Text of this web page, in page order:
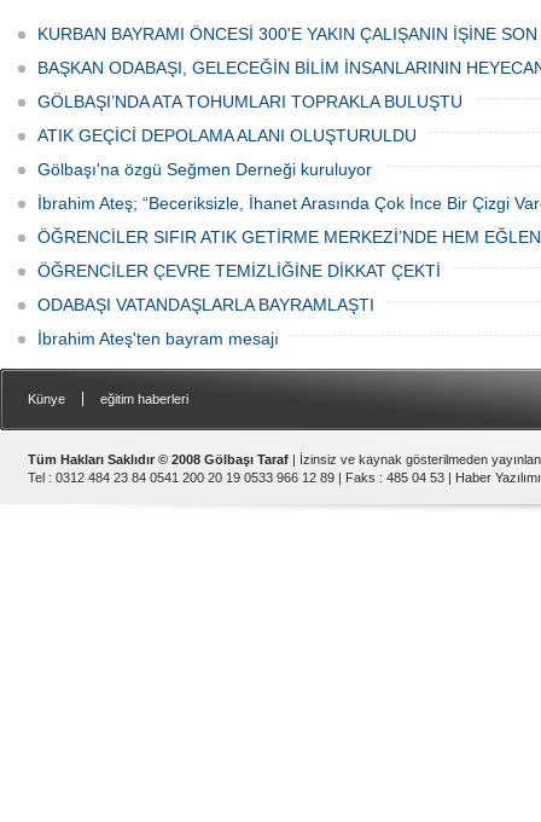
Haftası" etkinlikleri Ankara'da devam
ediyor.
bulunan esnaf ve alışverişe gelen
vatandaşlar park cezaları yüzünden
canından bezdi.
KURBAN BAYRAMI ÖNCESİ 300'E YAKIN ÇALIŞANIN İŞİNE
BAŞKAN ODABAŞI, GELECEĞİN BİLİM İNSANLARININ
GÖLBAŞI’NDA ATA TOHUMLARI TOPRAKLA BULUŞTU
ATIK GEÇİCİ DEPOLAMA ALANI OLUŞTURULDU
Gölbaşı'na özgü Seğmen Derneği kuruluyor
İbrahim Ateş; “Beceriksizle, İhanet Arasında Çok İnce Bir Çizgi
ÖĞRENCİLER SIFIR ATIK GETİRME MERKEZİ’NDE HEM
ÖĞRENCİLER ÇEVRE TEMİZLİĞİNE DİKKAT ÇEKTİ
ODABAŞI VATANDAŞLARLA BAYRAMLAŞTI
İbrahim Ateş'ten bayram mesajı
Künye eğitim haberleri
Tüm Hakları Saklıdır © 2008 Gölbaşı Taraf | İzinsiz ve kaynak gösterilmeden
Tel : 0312 484 23 84 0541 200 20 19 0533 966 12 89 | Faks : 485 04 53 | Haber Yazılımı